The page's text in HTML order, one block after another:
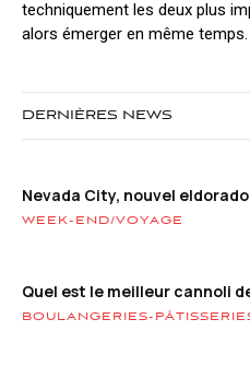
techniquement les deux plus
alors émerger en même temps.
DERNIÈRES NEWS
Nevada City, nouvel
WEEK-END/VOYAGE
Quel est le meilleur cannoli
BOULANGERIES-